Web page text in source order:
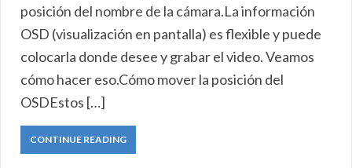
posición del nombre de la cámara.La información
OSD (visualización en pantalla) es flexible y puede
colocarla donde desee y grabar el video. Veamos
cómo hacer eso.Cómo mover la posición del
OSDEstos […]
CONTINUE READING